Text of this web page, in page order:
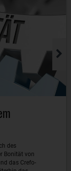
des
Bonität von
das Crefo-